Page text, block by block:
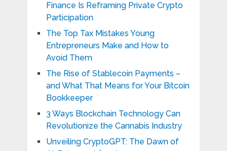
Finance Is Reframing Private Crypto
Participation
The Top Tax Mistakes Young
Entrepreneurs Make and How to
Avoid Them
The Rise of Stablecoin Payments –
and What That Means for Your Bitcoin
Bookkeeper
3 Ways Blockchain Technology Can
Revolutionize the Cannabis Industry
Unveiling CryptoGPT: The Dawn of